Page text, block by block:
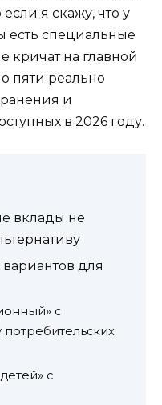
я скажу, что у
есть специальные
кричат на главной
пяти реально
и
в 2026 году.
вклады не
для
с
с